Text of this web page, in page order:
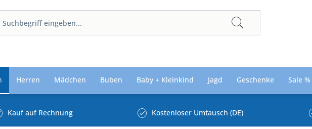
Herren Mädchen Buben Baby + Kleinkind Jagd Geschenke Sale %
Kauf auf Rechnung Kostenloser Umtausch (DE)